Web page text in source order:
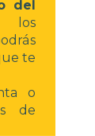
del
los
te
o
de